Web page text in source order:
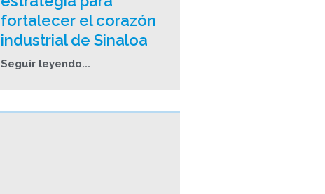
fortalecer el corazón
industrial de Sinaloa
Seguir leyendo...